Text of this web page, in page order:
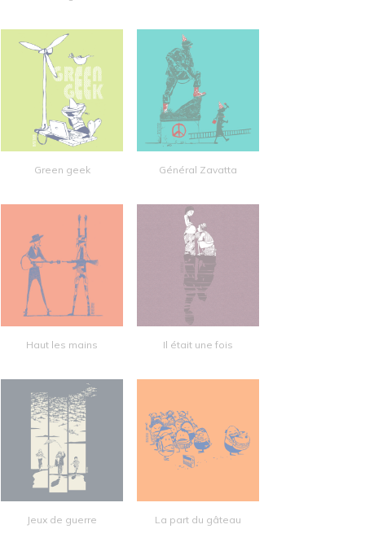
Green geek Général Zavatta
Haut les mains Il était une fois
Jeux de guerre La part du gâteau